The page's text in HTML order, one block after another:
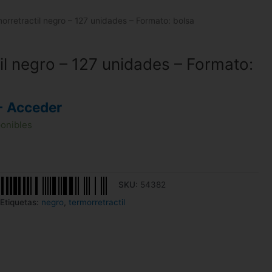
negro – 127 unidades – Formato: bolsa
negro – 127 unidades – Formato:
Acceder
SKU: 54382
Etiquetas: negro termorretractil